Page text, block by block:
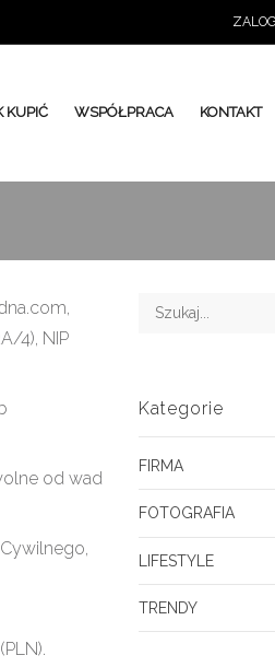
KUPIĆ WSPÓŁPRACA KONTAKT
4), NIP
od wad
Kategorie
FIRMA
FOTOGRAFIA
LIFESTYLE
TRENDY